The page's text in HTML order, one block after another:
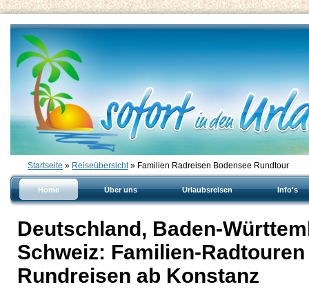
Startseite » Reiseübersicht» Familien Radreisen Bodensee Rundtour
Home Über uns Urlaubsreisen Info's
Deutschland, Baden-
Schweiz: Familien-
Rundreisen ab Konstanz